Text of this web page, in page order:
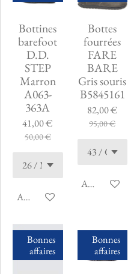
Bottines
barefoot
D.D.
STEP
Marron
A063-
363A
41,00 €
50,00 €
Ajouter au panier
Bottes
fourrées
FARE
BARE
Gris souris
B5845161
82,00 €
95,00 €
Ajouter au
Bonnes
affaires
Bonnes
affaires